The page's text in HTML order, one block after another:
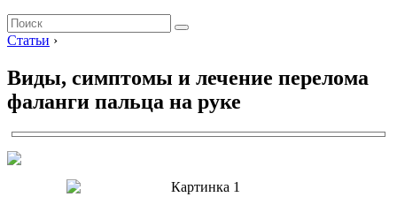
Статьи ›
Виды, симптомы и лечение перелома
фаланги пальца на руке